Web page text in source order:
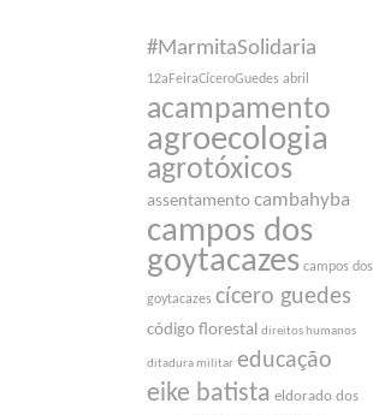
#MarmitaSolidaria
12aFeiraCíceroGuedes abril
acampamento
agroecologia
agrotóxicos
assentamento cambahyba
campos dos
goytacazes campos dos
goytacazes cícero guedes
código florestal direitos humanos
ditadura militar educação
eike batista eldorado dos